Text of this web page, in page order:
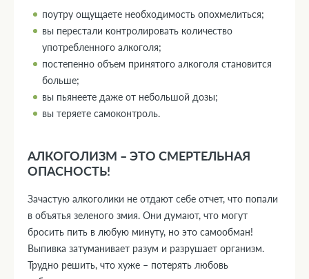
поутру ощущаете необходимость опохмелиться;
вы перестали контролировать количество
употребленного алкоголя;
постепенно объем принятого алкоголя становится
больше;
вы пьянеете даже от небольшой дозы;
вы теряете самоконтроль.
АЛКОГОЛИЗМ – ЭТО СМЕРТЕЛЬНАЯ
ОПАСНОСТЬ!
Зачастую алкоголики не отдают себе отчет, что попали
в объятья зеленого змия. Они думают, что могут
бросить пить в любую минуту, но это самообман!
Выпивка затуманивает разум и разрушает организм.
Трудно решить, что хуже – потерять любовь